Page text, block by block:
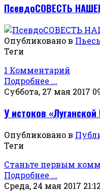
ПсевдоСОВЕСТЬ
Опубликовано в
Теги
1 Комментарий
Подробнее ...
Суббота, 27 мая 2017
У истоков
Опубликовано в
Теги
Станьте первым
Подробнее ...
Среда, 24 мая 2017 21:12